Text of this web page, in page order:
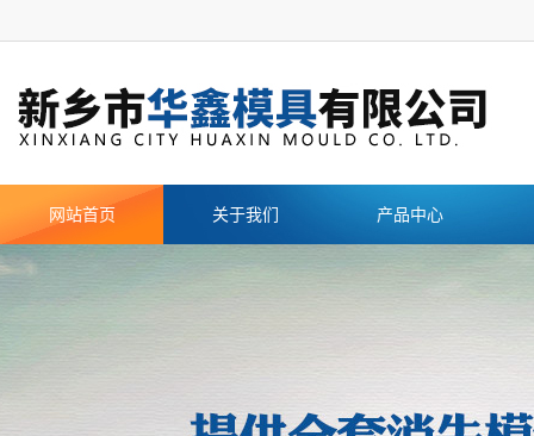
网站首页 关于我们 产品中心